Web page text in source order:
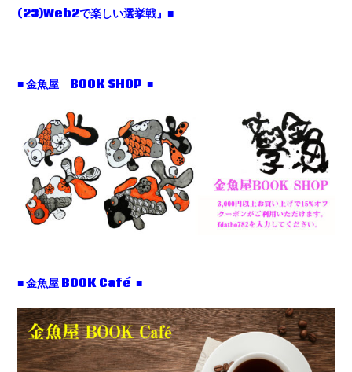
(23)Web2で楽しい選挙戦』■
■ 金魚屋 BOOK SHOP ■
■ 金魚屋 BOOK Café ■